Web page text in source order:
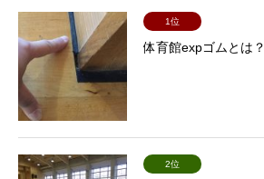
1位
体育館expゴムとは？
2位